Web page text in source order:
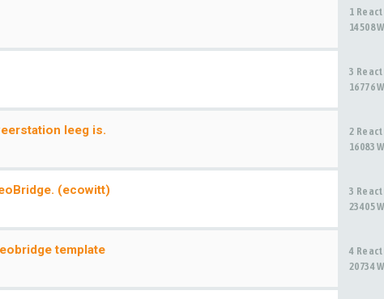
1
14508
3
16776
leeg is.
2
16083
(ecowitt)
3
23405
template
4
20734